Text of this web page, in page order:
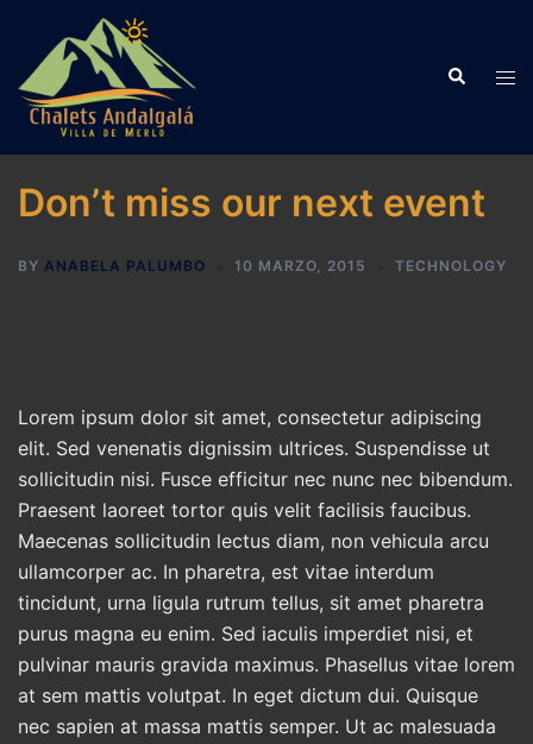
content
Search
Don’t miss our next event
BY ANABELA PALUMBO 10 MARZO, 2015 TECHNOLOGY
Lorem ipsum dolor sit amet, consectetur adipiscing
elit. Sed venenatis dignissim ultrices. Suspendisse ut
sollicitudin nisi. Fusce efficitur nec nunc nec bibendum.
Praesent laoreet tortor quis velit facilisis faucibus.
Maecenas sollicitudin lectus diam, non vehicula arcu
ullamcorper ac. In pharetra, est vitae interdum
tincidunt, urna ligula rutrum tellus, sit amet pharetra
purus magna eu enim. Sed iaculis imperdiet nisi, et
pulvinar mauris gravida maximus. Phasellus vitae lorem
at sem mattis volutpat. In eget dictum dui. Quisque
nec sapien at massa mattis semper. Ut ac malesuada